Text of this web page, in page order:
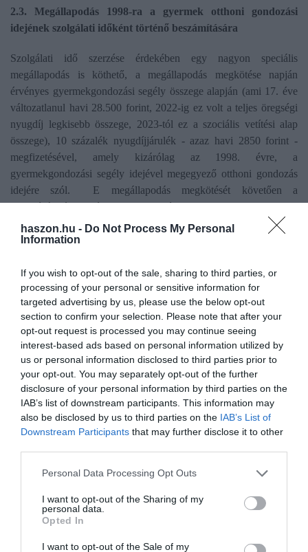
haszon.hu - Do Not Process My Personal
Information
If you wish to opt-out of the sale, sharing to third parties, or
processing of your personal or sensitive information for
targeted advertising by us, please use the below opt-out
section to confirm your selection. Please note that after your
opt-out request is processed you may continue seeing
interest-based ads based on personal information utilized by
us or personal information disclosed to third parties prior to
your opt-out. You may separately opt-out of the further
disclosure of your personal information by third parties on the
IAB’s list of downstream participants. This information may
also be disclosed by us to third parties on the IAB’s List of
Downstream Participants that may further disclose it to other
Please note that this website/app uses one or more Google
not limited to your visit or usage behaviour. You may click to
grant or deny consent to Google and its third-party tags to
use your data for below specified purposes in below Google
consent section.
Personal Data Processing Opt Outs
I want to opt-out of the Sharing of my
personal data.
Opted In
I want to opt-out of the Sale of my
2.3. Megállapodás 1998-ra a gyermek otthoni gondozási
idejének szolgálati időként történő beszámítására
Szolgálati idő szerzése érdekében egy nagyon speciális
megállapodás is köthető, a megállapodás megkötése napján
érvényes gyermekgondozási segély összege alapján (ami 17. éve
változatlanul havi 28.500 forint, 2022-ig ez volt a teljes öregségi
nyugdíj legkisebb összege, 2023-tól ez a szociális vetítési alap
összege), 10 százalék nyugdíjjárulék - azaz havi 2850 forint -
megfizetésével, amely kizárólag az 1998. évre, a
gyermekgondozási segély idejével megegyező otthoni gondozás
idejére szól. E megállapodás megkötését követően a
nyugdíjjárulék-fizetési kötelezettséget egy összegben, a
megállapodás megkötését követő 30 napon belül kell teljesíteni.
megteremteni, mert nem járt a gyermekgondozási segély 1998-ban
a gyermek gondozása, ápolása címén igénybe vett fizetés nélküli
szabadság időtartamára, ha a család egy főre jutó jövedelmének
összege meghaladta a jogszabályban előírt mértéket. Ebben az
esetben van lehetőség ennek a speciális megállapodásnak a
megkötésére.
Bővebben a szabályozás Farkas András hírlevelében olvasható,
amelyreitt lehet feliratkozni.
Szerelem vagy kényszer?
Ennyi magyar dolgozik nyugdíjasként
Ennyi szolgálati idő kell a nyugdíjhoz